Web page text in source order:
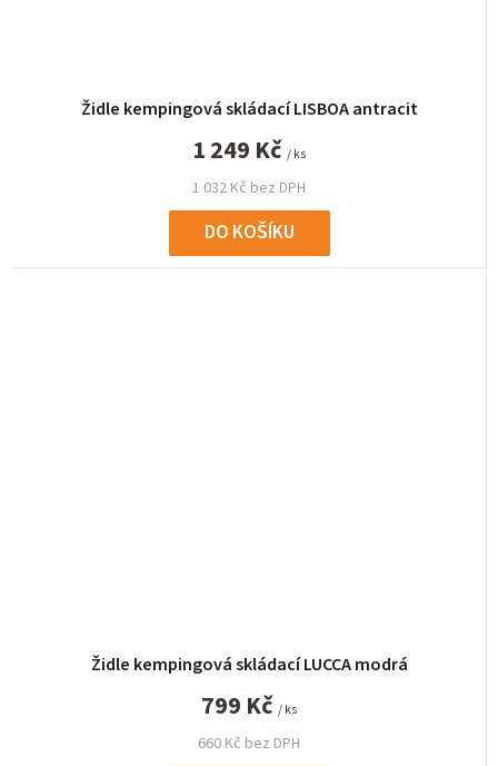
Židle kempingová skládací LISBOA antracit
1 032 Kč bez DPH
1 249 Kč / ks
DO KOŠÍKU
Židle kempingová skládací LUCCA modrá
660 Kč bez DPH
799 Kč / ks